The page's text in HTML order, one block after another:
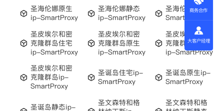
圣海伦娜原生
ip-SmartProxy
圣海伦娜静态
ip-SmartProxy
圣海伦娜ip-
SmartProxy
圣皮埃尔和密
克隆群岛住宅
ip-SmartProxy
圣皮埃尔和密
克隆群岛原生
ip-SmartProxy
圣皮埃尔和密
克隆群岛静态
ip-SmartProxy
圣皮埃尔和密
克隆群岛ip-
SmartProxy
圣诞岛住宅ip-
SmartProxy
圣诞岛原生ip-
SmartProxy
圣诞岛静态ip-
圣文森特和格
圣文森特和格
商务合作
大客户经理